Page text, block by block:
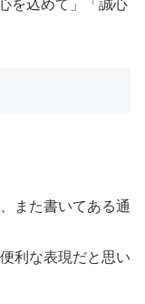
を込めて」「誠心
また書いてある通
利な表現だと思い